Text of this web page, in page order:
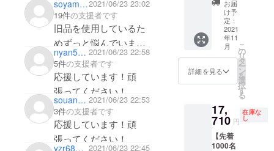
soyaminato2021/06/23 23:02
19件の支援者です
旧品を使用しているた
めずっと悩んでいまし
たが、札押さえなどの
欲しい機能が増えたた
め購入することにしま
した！
nyan514375 2021/06/23 22:58
5件の支援者です
応援しています！頑
張ってください！
souan011 2021/06/23 22:53
3件の支援者です
応援しています！頑
張ってください！
yzr68972 2021/06/23 22:45
Award（伊）
Award（英）
」「グッド
（6度）」を
ど国内外で
受賞歴多
Lisicio-
18000
円ー割
引900円
＋送料
800円＋
消費税
納期：
定（前
後する
場合が
ありま
す）
お届
け予
定：
2021
年11
月
詳細を見る
こ
の
リ
タ
ー
ン
を
選
択
す
る
17,
710 円
在庫な
し
【先着
1000名